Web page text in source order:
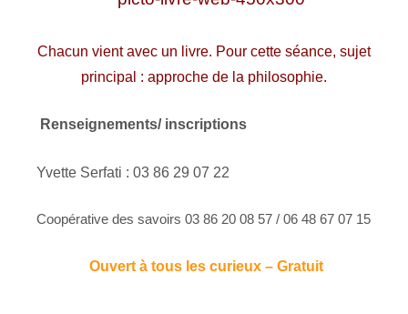
Chacun vient avec un livre. Pour cette séance, sujet
principal : approche de la philosophie.
Renseignements/ inscriptions
Yvette Serfati : 03 86 29 07 22
Coopérative des savoirs 03 86 20 08 57 / 06 48 67 07 15
Ouvert à tous les curieux – Gratuit